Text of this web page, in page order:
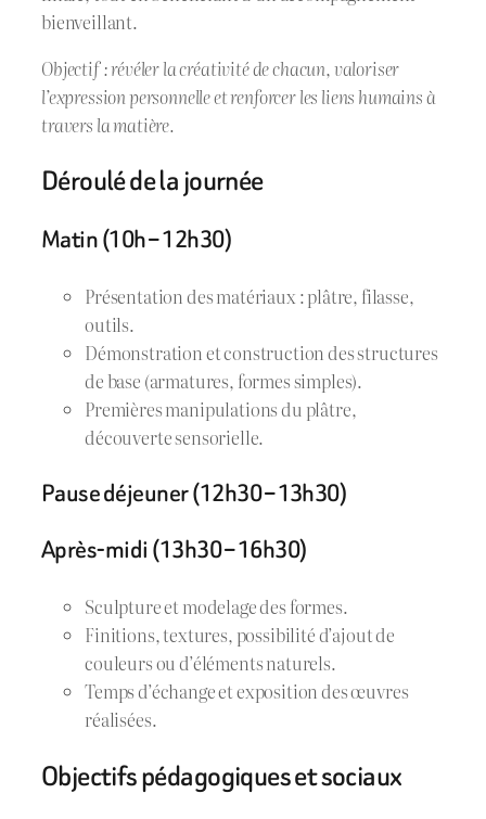
bienveillant.
Objectif : révéler la créativité de chacun, valoriser
l’expression personnelle et renforcer les liens humains à
travers la matière.
Déroulé de la journée
Matin (10h – 12h30)
Présentation des matériaux : plâtre, filasse,
outils.
Démonstration et construction des structures
de base (armatures, formes simples).
Premières manipulations du plâtre,
découverte sensorielle.
Pause déjeuner (12h30 – 13h30)
Après-midi (13h30 – 16h30)
Sculpture et modelage des formes.
Finitions, textures, possibilité d’ajout de
couleurs ou d’éléments naturels.
Temps d’échange et exposition des œuvres
réalisées.
Objectifs pédagogiques et sociaux